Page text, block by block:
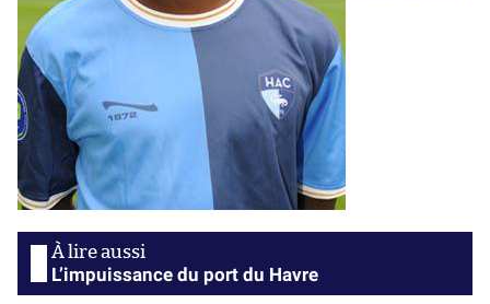
L’impuissance du port du Havre